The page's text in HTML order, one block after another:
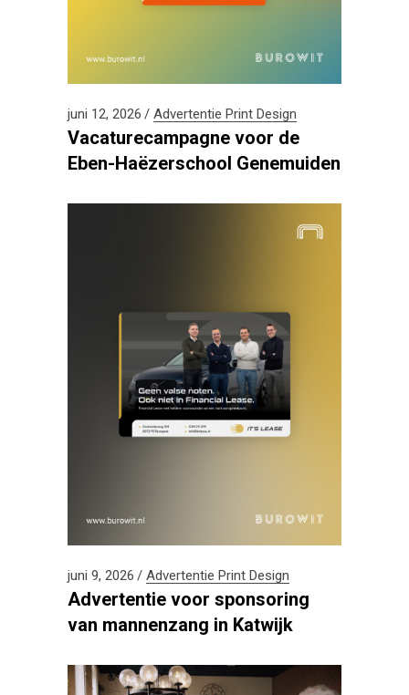
juni 12, 2026 Advertentie Print Design
Vacaturecampagne voor de
Eben-Haëzerschool Genemuiden
juni 9, 2026 Advertentie Print Design
Advertentie voor sponsoring
van mannenzang in Katwijk